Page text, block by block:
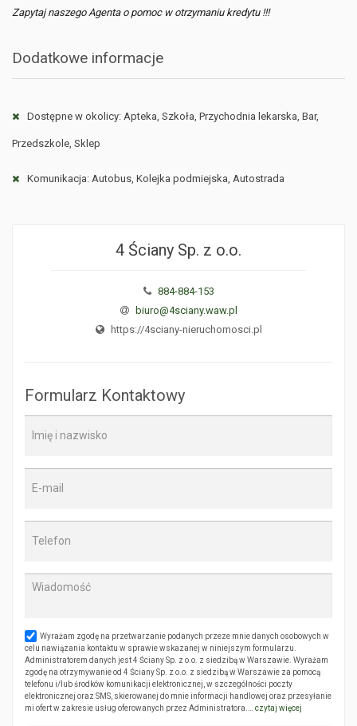
Zapytaj naszego Agenta o pomoc w otrzymaniu kredytu !!!
Dodatkowe informacje
Dostępne w okolicy: Apteka, Szkoła, Przychodnia lekarska, Bar,
Przedszkole, Sklep
Komunikacja: Autobus, Kolejka podmiejska, Autostrada
4 Ściany Sp. z o.o.
884-884-153
biuro@4sciany.waw.pl
https://4sciany-nieruchomosci.pl
Formularz Kontaktowy
Wyrażam zgodę na przetwarzanie podanych przeze mnie danych osobowych w
celu nawiązania kontaktu w sprawie wskazanej w niniejszym formularzu.
Administratorem danych jest 4 Ściany Sp. z o.o. z siedzibą w Warszawie. Wyrażam
zgodę na otrzymywanie od 4 Ściany Sp. z o.o. z siedzibą w Warszawie za pomocą
telefonu i/lub środków komunikacji elektronicznej, w szczególności poczty
elektronicznej oraz SMS, skierowanej do mnie informacji handlowej oraz przesyłanie
mi ofert w zakresie usług oferowanych przez Administratora.… czytaj więcej